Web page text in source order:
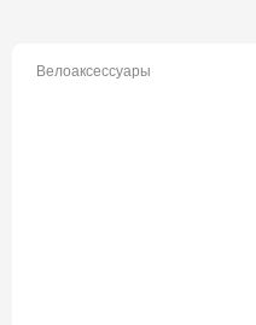
Велоаксессуары